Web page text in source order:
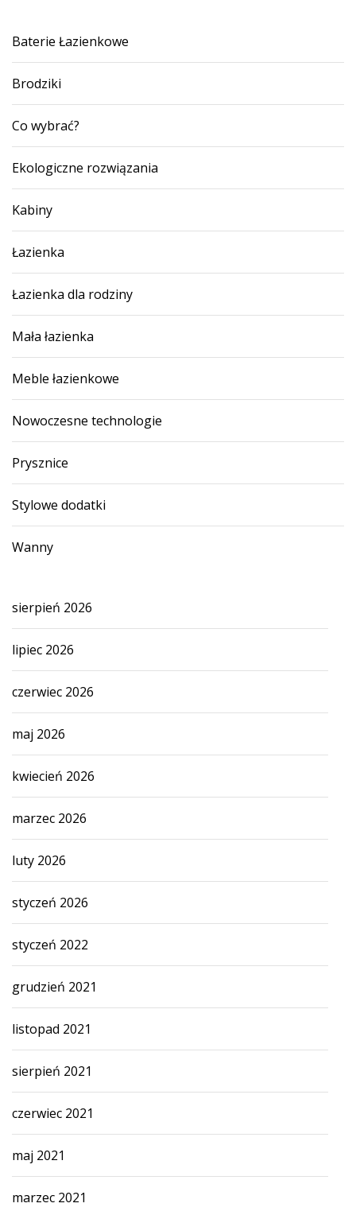
Baterie Łazienkowe
Brodziki
Co wybrać?
Ekologiczne rozwiązania
Kabiny
Łazienka
Łazienka dla rodziny
Mała łazienka
Meble łazienkowe
Nowoczesne technologie
Prysznice
Stylowe dodatki
Wanny
sierpień 2026
lipiec 2026
czerwiec 2026
maj 2026
kwiecień 2026
marzec 2026
luty 2026
styczeń 2026
styczeń 2022
grudzień 2021
listopad 2021
sierpień 2021
czerwiec 2021
maj 2021
marzec 2021